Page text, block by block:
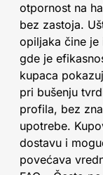
otpornost na
bez zastoja.
opiljaka čine je
gde je
kupaca
pri bušenju
profila, bez
upotrebe.
dostavu i
povećava